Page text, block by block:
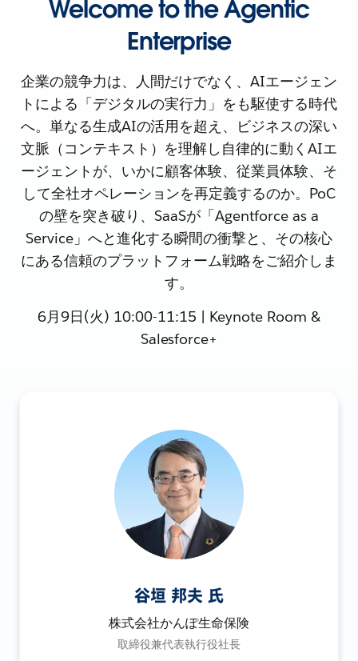
Welcome to the Agentic
Enterprise
企業の競争力は、人間だけでなく、AIエージェン
トによる「デジタルの実行力」をも駆使する時代
へ。単なる生成AIの活用を超え、ビジネスの深い
文脈（コンテキスト）を理解し自律的に動くAIエ
ージェントが、いかに顧客体験、従業員体験、そ
して全社オペレーションを再定義するのか。PoC
の壁を突き破り、SaaSが「Agentforce as a
Service」へと進化する瞬間の衝撃と、その核心
にある信頼のプラットフォーム戦略をご紹介しま
す。
6月9日(火) 10:00-11:15 | Keynote Room &
Salesforce+
谷垣 邦夫 氏
株式会社かんぽ生命保険
取締役兼代表執行役社長